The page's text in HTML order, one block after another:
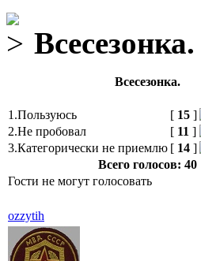
Всесезонка.
Всесезонка.
1.Пользуюсь [ 15 ]
2.Не пробовал
[ 11 ]
3.Категорически не приемлю [ 14 ]
Всего голосов: 40
Гости не могут голосовать
ozzytih